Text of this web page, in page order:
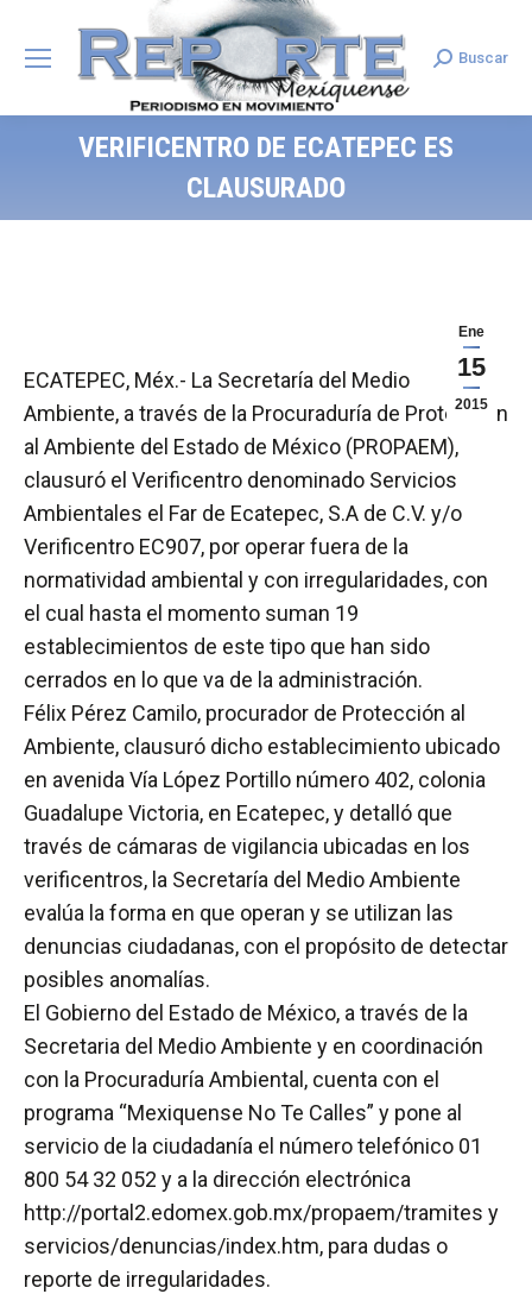
Search:
Buscar
VERIFICENTRO DE ECATEPEC ES
CLAUSURADO
Ene
15
2015
ECATEPEC, Méx.- La Secretaría del Medio
Ambiente, a través de la Procuraduría de Protección
al Ambiente del Estado de México (PROPAEM),
clausuró el Verificentro denominado Servicios
Ambientales el Far de Ecatepec, S.A de C.V. y/o
Verificentro EC907, por operar fuera de la
normatividad ambiental y con irregularidades, con
el cual hasta el momento suman 19
establecimientos de este tipo que han sido
cerrados en lo que va de la administración.
Félix Pérez Camilo, procurador de Protección al
Ambiente, clausuró dicho establecimiento ubicado
en avenida Vía López Portillo número 402, colonia
Guadalupe Victoria, en Ecatepec, y detalló que
través de cámaras de vigilancia ubicadas en los
verificentros, la Secretaría del Medio Ambiente
evalúa la forma en que operan y se utilizan las
denuncias ciudadanas, con el propósito de detectar
posibles anomalías.
El Gobierno del Estado de México, a través de la
Secretaria del Medio Ambiente y en coordinación
con la Procuraduría Ambiental, cuenta con el
programa “Mexiquense No Te Calles” y pone al
servicio de la ciudadanía el número telefónico 01
800 54 32 052 y a la dirección electrónica
http://portal2.edomex.gob.mx/propaem/tramites y
servicios/denuncias/index.htm, para dudas o
reporte de irregularidades.